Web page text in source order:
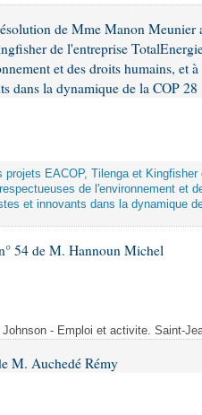
de Mme Manon Meunier
de l'entreprise
et des droits humains, et
dans la dynamique de la COP 28
EACOP, Tilenga et
de l'environnement et
et innovants dans la dynamique
54 de M. Hannoun Michel
- Emploi et activite. Saint-
M. Auchedé Rémy